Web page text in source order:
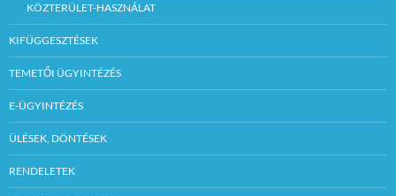
KÖZTERÜLET-HASZNÁLAT
KIFÜGGESZTÉSEK
TEMETŐI ÜGYINTÉZÉS
E-ÜGYINTÉZÉS
ÜLÉSEK, DÖNTÉSEK
RENDELETEK